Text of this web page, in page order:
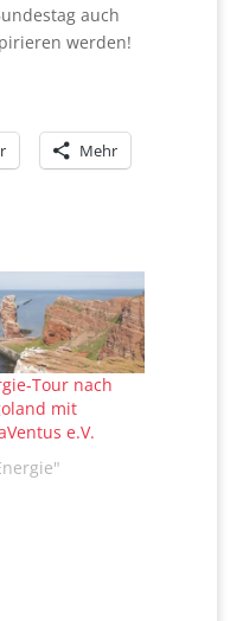
auch
werden!
Mehr
Tour nach
mit
e.V.